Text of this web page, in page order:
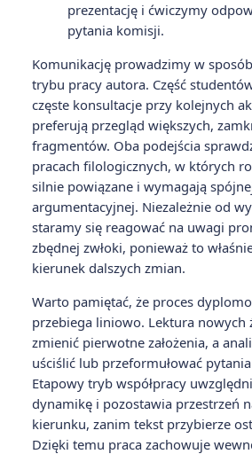
prezentację i ćwiczymy
pytania komisji.
Komunikację prowadzimy w
trybu pracy autora. Część
częste konsultacje przy kolejnych
preferują przegląd większych,
fragmentów. Oba podejścia
pracach filologicznych, w których
silnie powiązane i wymagają
argumentacyjnej. Niezależnie od
staramy się reagować na uwagi
zbędnej zwłoki, ponieważ to
kierunek dalszych zmian.
Warto pamiętać, że proces
przebiega liniowo. Lektura nowych
zmienić pierwotne założenia, a
uściślić lub przeformułować
Etapowy tryb współpracy
dynamikę i pozostawia przestrzeń
kierunku, zanim tekst przybierze
Dzięki temu praca zachowuje